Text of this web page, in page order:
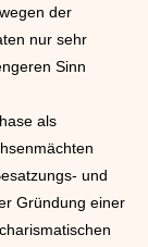
der
nur sehr
Sinn
als
und
Gründung einer